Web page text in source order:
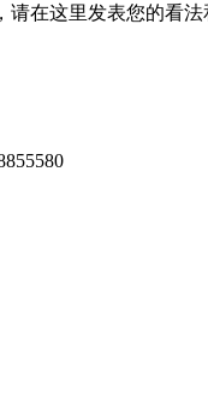
在这里发表您的看法